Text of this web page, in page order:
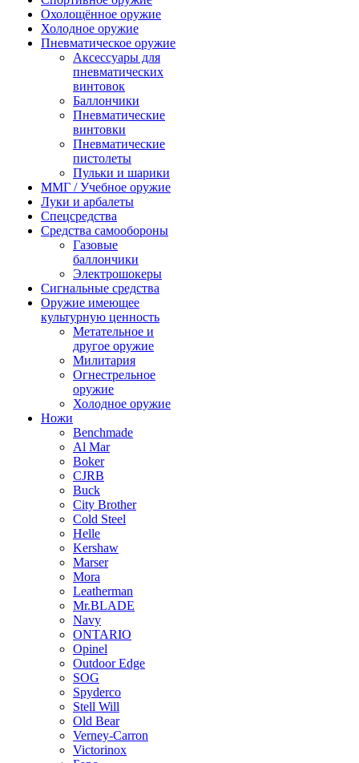
Охолощённое оружие
Холодное оружие
Пневматическое оружие
Аксессуары для
пневматических
винтовок
Баллончики
Пневматические
винтовки
Пневматические
пистолеты
Пульки и шарики
ММГ / Учебное оружие
Луки и арбалеты
Спецсредства
Средства самообороны
Газовые
баллончики
Электрошокеры
Сигнальные средства
Оружие имеющее
культурную ценность
Метательное и
другое оружие
Милитария
Огнестрельное
оружие
Холодное оружие
Ножи
Benchmade
Al Mar
Boker
CJRB
Buck
City Brother
Cold Steel
Helle
Kershaw
Marser
Mora
Leatherman
Mr.BLADE
Navy
ONTARIO
Opinel
Outdoor Edge
SOG
Spyderco
Stell Will
Old Bear
Verney-Carron
Victorinox